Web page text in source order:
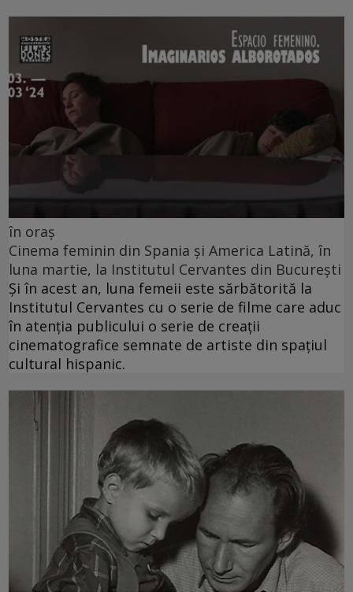
în oraș
Cinema feminin din Spania și America Latină, în
luna martie, la Institutul Cervantes din București
Și în acest an, luna femeii este sărbătorită la
Institutul Cervantes cu o serie de filme care aduc
în atenția publicului o serie de creații
cinematografice semnate de artiste din spațiul
cultural hispanic.